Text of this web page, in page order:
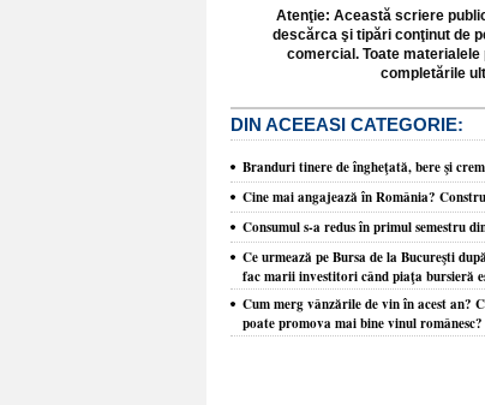
Atenţie: Această scriere
descărca şi tipări conţinut de
comercial. Toate
completările
DIN ACEEASI CATEGORIE:
Branduri tinere de îngheţată, bere şi
Cine mai angajează în România?
Consumul s-a redus în primul semestru
Ce urmează pe Bursa de la Bucureşti
fac marii investitori când piaţa bursieră
Cum merg vânzările de vin în acest an?
poate promova mai bine vinul